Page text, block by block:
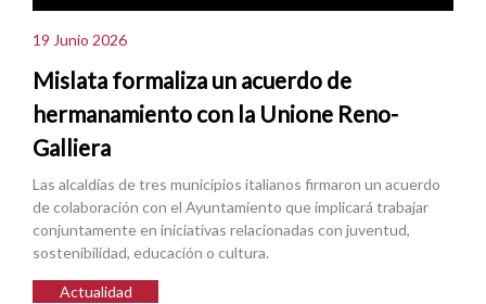
19 Junio 2026
Mislata formaliza un acuerdo de
hermanamiento con la Unione Reno-
Galliera
Las alcaldías de tres municipios italianos firmaron un acuerdo
de colaboración con el Ayuntamiento que implicará trabajar
conjuntamente en iniciativas relacionadas con juventud,
sostenibilidad, educación o cultura.
Actualidad